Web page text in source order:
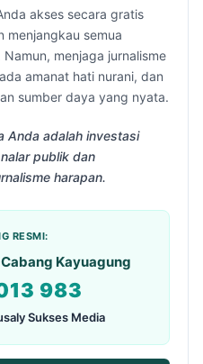
akses secara gratis
menjangkau semua
menjaga jurnalisme
amanat hati nurani, dan
sumber daya yang nyata.
Anda adalah investasi
publik dan
harapan.
RESMI:
Kayuagung
983
Sukses Media